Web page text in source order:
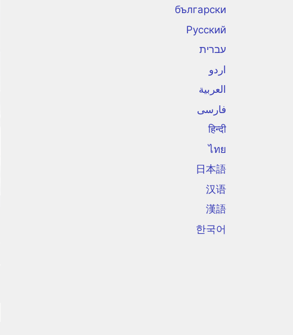
български
Русский
עברית
اردو
العربية
فارسی
हिन्दी
ไทย
日本語
汉语
漢語
한국어